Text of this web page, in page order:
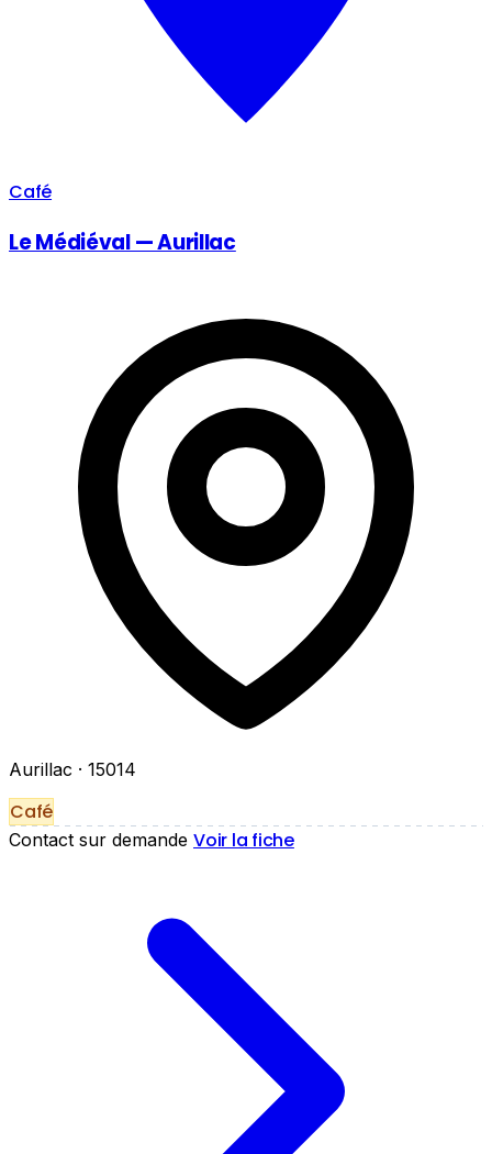
Café
Le Médiéval — Aurillac
Aurillac · 15014
Café
Contact sur demande Voir la fiche